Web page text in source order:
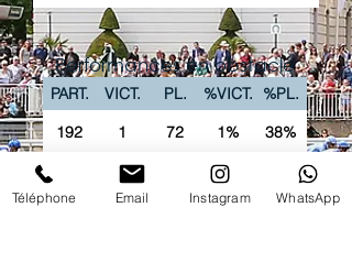
Performances en obstacle
PART. VICT. PL. %VICT.
%PL.
192
1 72 1% 38%
La chaîne Youtube du Club vous propose
'intégralité des courses PREMIUM en replay !
Téléphone Email Instagram WhatsApp